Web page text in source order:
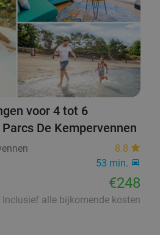
voor 4 tot 6
De Kempervennen
8.8
53 min.
€248
Inclusief alle bijkomende kosten